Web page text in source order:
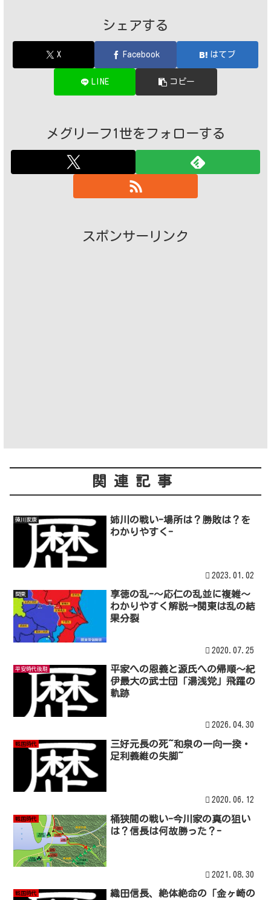
シェアする
X Facebook はてブ
LINE コピー
メグリーフ1世をフォローする
スポンサーリンク
関連記事
徳川家康
姉川の戦い-場所は？勝敗は？を
わかりやすく-
2023.01.02
関東
享徳の乱-～応仁の乱並に複雑～
わかりやすく解説→関東は乱の結
果分裂
2020.07.25
平安時代後期
平家への恩義と源氏への帰順〜紀
伊最大の武士団「湯浅党」飛躍の
軌跡
2026.04.30
戦国時代
三好元長の死~和泉の一向一揆・
足利義維の失脚~
2020.06.12
戦国時代
桶狭間の戦い-今川家の真の狙い
は？信長は何故勝った？-
2021.08.30
戦国時代
織田信長、絶体絶命の「金ヶ崎の